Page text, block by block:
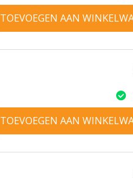
TOEVOEGEN AAN
TOEVOEGEN AAN